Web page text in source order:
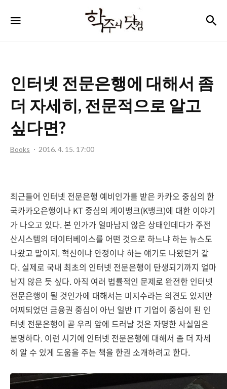
주
컴
인터넷 전문은행에 대해서 좀
더 자세히, 전문적으로 알고
싶다면?
Books 2016. 4. 15. 17:00
최근들어 인터넷 전문은행 예비인가를 받은 카카오 중심의 한
국카카오은행이나 KT 중심의 케이뱅크(K뱅크)에 대한 이야기
가 나오고 있다. 본 인가가 얼마남지 않은 상태인데다가 주전
산시스템의 데이터베이스를 어떤 것으로 하느냐 하는 뉴스도
나왔고 말이지. 혁신이냐 안정이냐 하는 얘기도 나왔던거 같
다. 실제로 국내 최초의 인터넷 전문은행이 탄생되기까지 얼마
남지 않은 듯 싶다. 아직 여러 법률적인 문제로 완전한 인터넷
전문은행이 될 것인가에 대해서는 미지수라는 의견도 있지만
어찌되었던 금융권 중심이 아닌 일반 IT 기업이 중심이 된 인
터넷 전문은행이 곧 우리 앞에 드러날 것은 자명한 사실임은
분명하다. 이런 시기에 인터넷 전문은행에 대해서 좀 더 자세
히 알 수 있게 도움을 주는 책을 한권 소개하려고 한다.